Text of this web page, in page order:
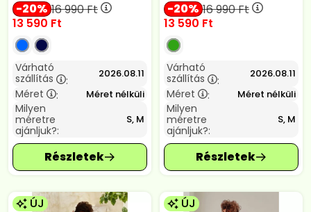
20 16 990Ft
13 590 Ft
Várható
szállítás
: 2026.08.11
Méret : Méret nélküli
Milyen
méretre
ajánljuk?:
S, M
20 16 990Ft
13 590 Ft
Várható
szállítás
: 2026.08.11
Méret : Méret nélküli
Milyen
méretre
ajánljuk?:
S, M
ÚJ ÚJ